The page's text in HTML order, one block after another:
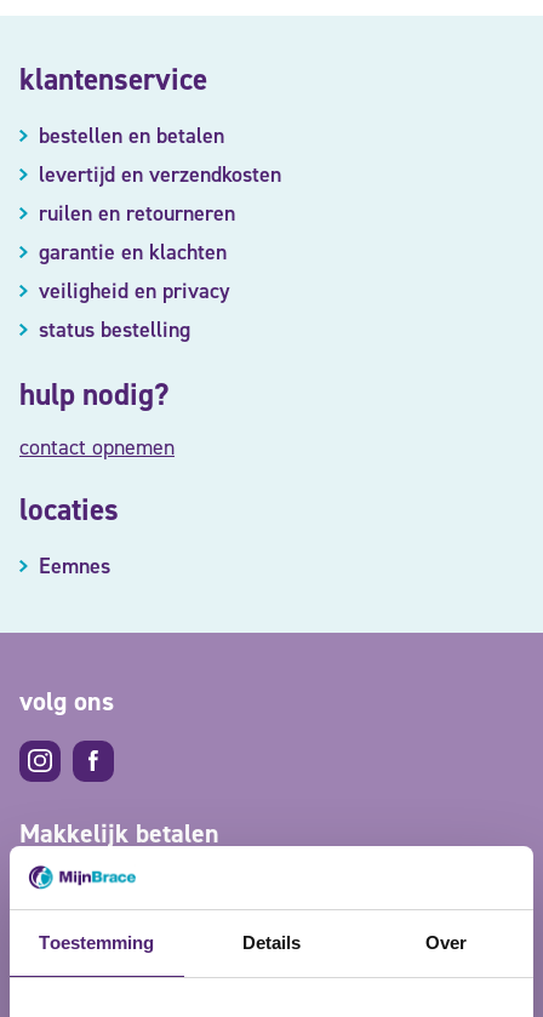
Toestemming Details Over
klantenservice
bestellen en betalen
levertijd en verzendkosten
ruilen en retourneren
garantie en klachten
veiligheid en privacy
status bestelling
hulp nodig?
contact opnemen
locaties
Eemnes
volg ons
Makkelijk betalen